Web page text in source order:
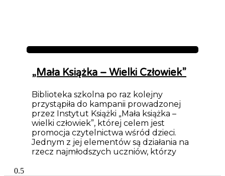
Aktualności
„Mała Książka – Wielki Człowiek”
Biblioteka szkolna po raz kolejny
przystąpiła do kampanii prowadzonej
przez Instytut Książki „Mała książka –
wielki człowiek”, której celem jest
promocja czytelnictwa wśród dzieci.
Jednym z jej elementów są działania na
rzecz najmłodszych uczniów, którzy